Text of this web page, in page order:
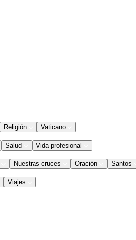
Religión Vaticano
Salud Vida profesional
Nuestras cruces Oración Santos
Viajes